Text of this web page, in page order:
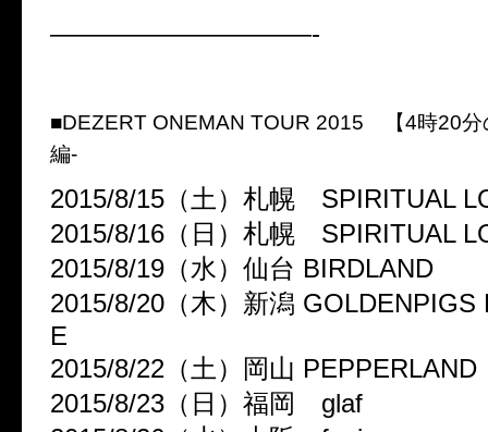
——————————-
■DEZERT ONEMAN TOUR 2015 【4時20分
編-
2015/8/15（土）札幌 SPIRITUAL
2015/8/16（日）札幌 SPIRITUAL
2015/8/19（水）仙台 BIRDLAND
2015/8/20（木）新潟 GOLDENPIGS
E
2015/8/22（土）岡山 PEPPERLAND
2015/8/23（日）福岡 glaf